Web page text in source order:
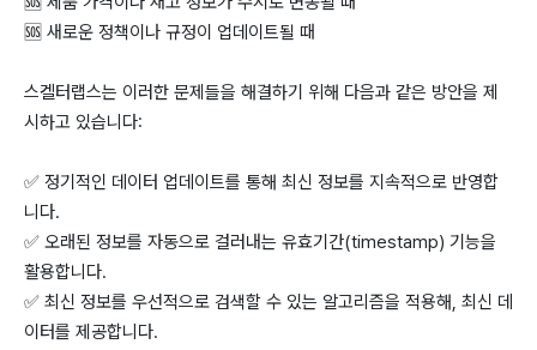
🆘 새로운 정책이나 규정이 업데이트될 때
스켈터랩스는 이러한 문제들을 해결하기 위해 다음과 같은 방안을 제
시하고 있습니다:
✅ 정기적인 데이터 업데이트를 통해 최신 정보를 지속적으로 반영합
니다.
✅ 오래된 정보를 자동으로 걸러내는 유효기간(timestamp) 기능을
활용합니다.
✅ 최신 정보를 우선적으로 검색할 수 있는 알고리즘을 적용해, 최신 데
이터를 제공합니다.